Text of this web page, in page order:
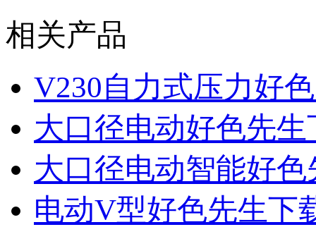
相关产品
V230自力式压力好
大口径电动好色先
大口径电动智能好
电动V型好色先生下